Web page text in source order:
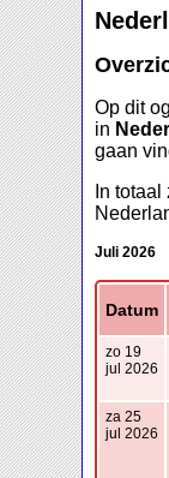
Op dit
in
gaan
In
Juli 2026
Datum
zo 19
jul 2026
za 25
jul 2026